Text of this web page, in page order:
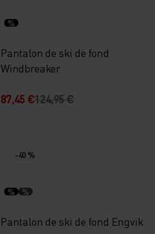
%
Pantalon de ski de fond
Windbreaker
87,45 €124,95 €
-40 %
% %
Pantalon de ski de fond Engvik